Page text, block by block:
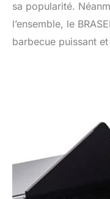
sa popularité.
l’ensemble, le
barbecue puissant